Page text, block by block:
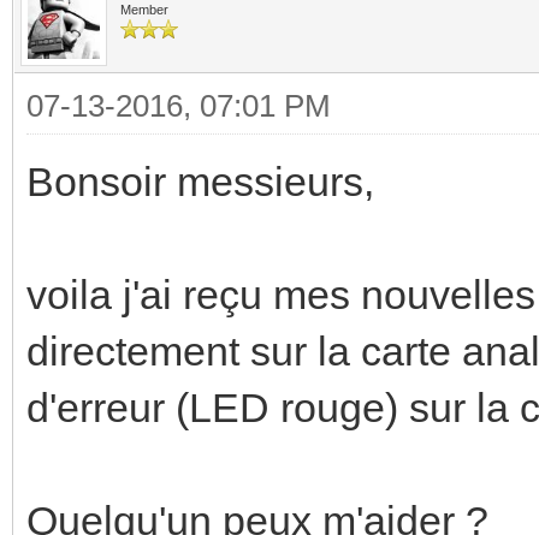
Member
07-13-2016, 07:01 PM
Bonsoir messieurs,
voila j'ai reçu mes
directement sur la carte
d'erreur (LED rouge) sur la
Quelqu'un peux m'aider ?